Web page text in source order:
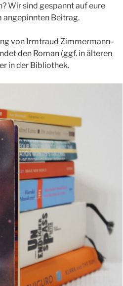
Wir sind gespannt auf eure
angepinnten Beitrag.
von Irmtraud Zimmermann-
den Roman (ggf. in älteren
in der Bibliothek.